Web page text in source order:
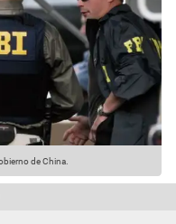
de China.